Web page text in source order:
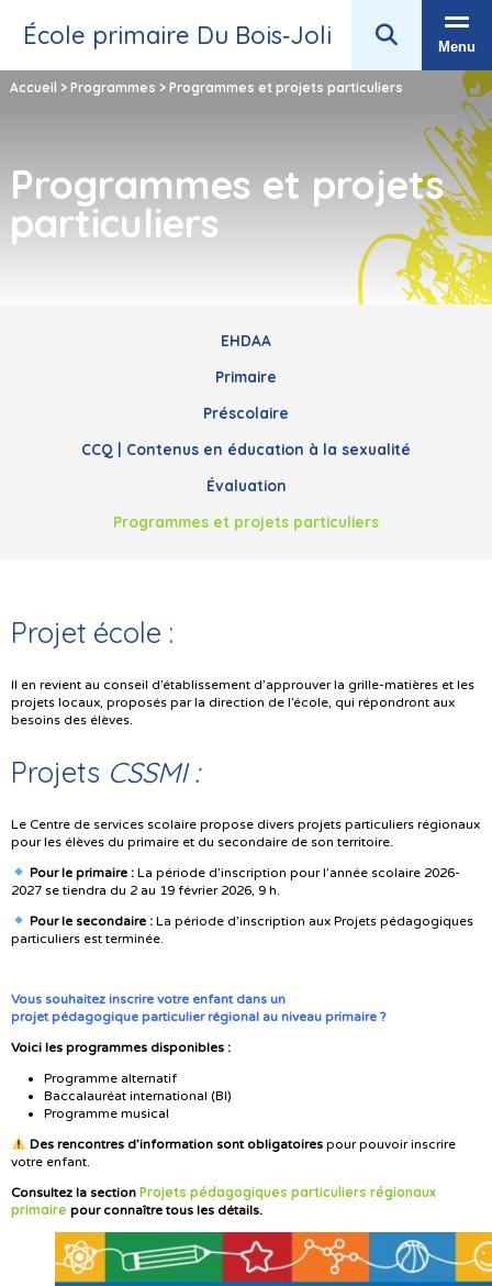
École primaire Du Bois‑Joli Menu
Accueil > Programmes > Programmes et projets particuliers
Programmes et projets
particuliers
EHDAA
Primaire
Préscolaire
CCQ | Contenus en éducation à la sexualité
Évaluation
Programmes et projets particuliers
Projet école :
Il en revient au conseil d’établissement d’approuver la grille-matières et les
projets locaux, proposés par la direction de l’école, qui répondront aux
besoins des élèves.
Projets CSSMI :
Le Centre de services scolaire propose divers projets particuliers régionaux
pour les élèves du primaire et du secondaire de son territoire.
Pour le primaire :La période d’inscription pour l’année scolaire 2026-
2027 se tiendra du 2 au 19 février 2026, 9 h.
Pour le secondaire :La période d’inscription aux Projets pédagogiques
particuliers est terminée.
Vous souhaitez inscrire votre enfant dans un
projet pédagogique particulier régional au niveau primaire ?
Voici les programmes disponibles :
Programme alternatif
Baccalauréat international (BI)
Programme musical
Des rencontres d’information sont obligatoirespour pouvoir inscrire
votre enfant.
Consultez la section Projets pédagogiques particuliers régionaux
primaire pour connaître tous les détails.